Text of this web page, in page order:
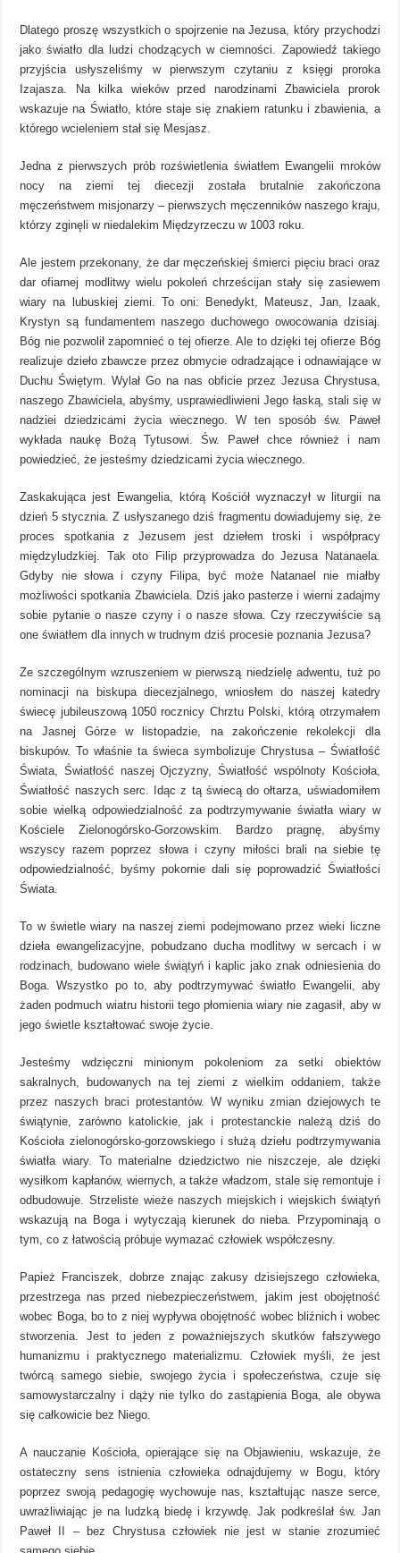
Dlatego proszę wszystkich o spojrzenie na Jezusa, który przychodzi
jako światło dla ludzi chodzących w ciemności. Zapowiedź takiego
przyjścia usłyszeliśmy w pierwszym czytaniu z księgi proroka
Izajasza. Na kilka wieków przed narodzinami Zbawiciela prorok
wskazuje na Światło, które staje się znakiem ratunku i zbawienia, a
którego wcieleniem stał się Mesjasz.
Jedna z pierwszych prób rozświetlenia światłem Ewangelii mroków
nocy na ziemi tej diecezji została brutalnie zakończona
męczeństwem misjonarzy – pierwszych męczenników naszego kraju,
którzy zginęli w niedalekim Międzyrzeczu w 1003 roku.
Ale jestem przekonany, że dar męczeńskiej śmierci pięciu braci oraz
dar ofiarnej modlitwy wielu pokoleń chrześcijan stały się zasiewem
wiary na lubuskiej ziemi. To oni: Benedykt, Mateusz, Jan, Izaak,
Krystyn są fundamentem naszego duchowego owocowania dzisiaj.
Bóg nie pozwolił zapomnieć o tej ofierze. Ale to dzięki tej ofierze Bóg
realizuje dzieło zbawcze przez obmycie odradzające i odnawiające w
Duchu Świętym. Wylał Go na nas obficie przez Jezusa Chrystusa,
naszego Zbawiciela, abyśmy, usprawiedliwieni Jego łaską, stali się w
nadziei dziedzicami życia wiecznego. W ten sposób św. Paweł
wykłada naukę Bożą Tytusowi. Św. Paweł chce również i nam
powiedzieć, że jesteśmy dziedzicami życia wiecznego.
Zaskakująca jest Ewangelia, którą Kościół wyznaczył w liturgii na
dzień 5 stycznia. Z usłyszanego dziś fragmentu dowiadujemy się, że
proces spotkania z Jezusem jest dziełem troski i współpracy
międzyludzkiej. Tak oto Filip przyprowadza do Jezusa Natanaela.
Gdyby nie słowa i czyny Filipa, być może Natanael nie miałby
możliwości spotkania Zbawiciela. Dziś jako pasterze i wierni zadajmy
sobie pytanie o nasze czyny i o nasze słowa. Czy rzeczywiście są
one światłem dla innych w trudnym dziś procesie poznania Jezusa?
Ze szczególnym wzruszeniem w pierwszą niedzielę adwentu, tuż po
nominacji na biskupa diecezjalnego, wniosłem do naszej katedry
świecę jubileuszową 1050 rocznicy Chrztu Polski, którą otrzymałem
na Jasnej Górze w listopadzie, na zakończenie rekolekcji dla
biskupów. To właśnie ta świeca symbolizuje Chrystusa – Światłość
Świata, Światłość naszej Ojczyzny, Światłość wspólnoty Kościoła,
Światłość naszych serc. Idąc z tą świecą do ołtarza, uświadomiłem
sobie wielką odpowiedzialność za podtrzymywanie światła wiary w
Kościele Zielonogórsko-Gorzowskim. Bardzo pragnę, abyśmy
wszyscy razem poprzez słowa i czyny miłości brali na siebie tę
odpowiedzialność, byśmy pokornie dali się poprowadzić Światłości
Świata.
To w świetle wiary na naszej ziemi podejmowano przez wieki liczne
dzieła ewangelizacyjne, pobudzano ducha modlitwy w sercach i w
rodzinach, budowano wiele świątyń i kaplic jako znak odniesienia do
Boga. Wszystko po to, aby podtrzymywać światło Ewangelii, aby
żaden podmuch wiatru historii tego płomienia wiary nie zagasił, aby w
jego świetle kształtować swoje życie.
Jesteśmy wdzięczni minionym pokoleniom za setki obiektów
sakralnych, budowanych na tej ziemi z wielkim oddaniem, także
przez naszych braci protestantów. W wyniku zmian dziejowych te
świątynie, zarówno katolickie, jak i protestanckie należą dziś do
Kościoła zielonogórsko-gorzowskiego i służą dziełu podtrzymywania
światła wiary. To materialne dziedzictwo nie niszczeje, ale dzięki
wysiłkom kapłanów, wiernych, a także władzom, stale się remontuje i
odbudowuje. Strzeliste wieże naszych miejskich i wiejskich świątyń
wskazują na Boga i wytyczają kierunek do nieba. Przypominają o
tym, co z łatwością próbuje wymazać człowiek współczesny.
Papież Franciszek, dobrze znając zakusy dzisiejszego człowieka,
przestrzega nas przed niebezpieczeństwem, jakim jest obojętność
wobec Boga, bo to z niej wypływa obojętność wobec bliźnich i wobec
stworzenia. Jest to jeden z poważniejszych skutków fałszywego
humanizmu i praktycznego materializmu. Człowiek myśli, że jest
twórcą samego siebie, swojego życia i społeczeństwa, czuje się
samowystarczalny i dąży nie tylko do zastąpienia Boga, ale obywa
się całkowicie bez Niego.
A nauczanie Kościoła, opierające się na Objawieniu, wskazuje, że
ostateczny sens istnienia człowieka odnajdujemy w Bogu, który
poprzez swoją pedagogię wychowuje nas, kształtując nasze serce,
uwrażliwiając je na ludzką biedę i krzywdę. Jak podkreślał św. Jan
Paweł II – bez Chrystusa człowiek nie jest w stanie zrozumieć